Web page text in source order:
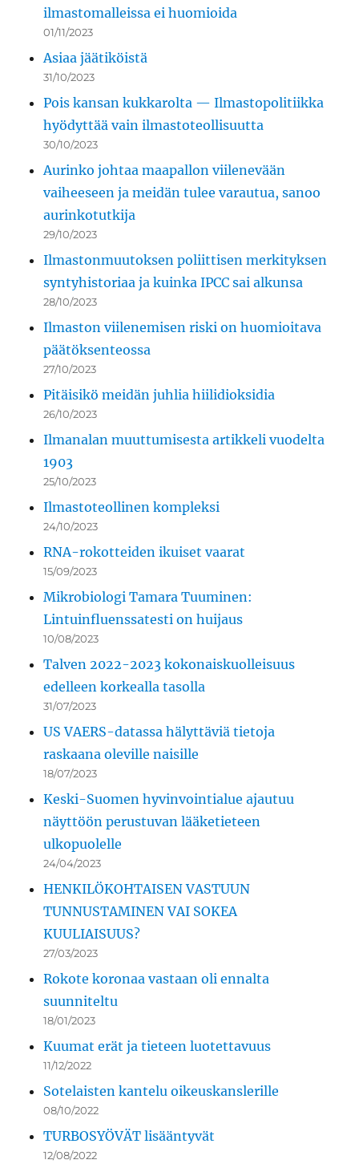
ilmastomalleissa ei huomioida
01/11/2023
Asiaa jäätiköistä
31/10/2023
Pois kansan kukkarolta — Ilmastopolitiikka
hyödyttää vain ilmastoteollisuutta
30/10/2023
Aurinko johtaa maapallon viilenevään
vaiheeseen ja meidän tulee varautua, sanoo
aurinkotutkija
29/10/2023
Ilmastonmuutoksen poliittisen merkityksen
syntyhistoriaa ja kuinka IPCC sai alkunsa
28/10/2023
Ilmaston viilenemisen riski on huomioitava
päätöksenteossa
27/10/2023
Pitäisikö meidän juhlia hiilidioksidia
26/10/2023
Ilmanalan muuttumisesta artikkeli vuodelta
1903
25/10/2023
Ilmastoteollinen kompleksi
24/10/2023
RNA-rokotteiden ikuiset vaarat
15/09/2023
Mikrobiologi Tamara Tuuminen:
Lintuinfluenssatesti on huijaus
10/08/2023
Talven 2022-2023 kokonaiskuolleisuus
edelleen korkealla tasolla
31/07/2023
US VAERS-datassa hälyttäviä tietoja
raskaana oleville naisille
18/07/2023
Keski-Suomen hyvinvointialue ajautuu
näyttöön perustuvan lääketieteen
ulkopuolelle
24/04/2023
HENKILÖKOHTAISEN VASTUUN
TUNNUSTAMINEN VAI SOKEA
KUULIAISUUS?
27/03/2023
Rokote koronaa vastaan oli ennalta
suunniteltu
18/01/2023
Kuumat erät ja tieteen luotettavuus
11/12/2022
Sotelaisten kantelu oikeuskanslerille
08/10/2022
TURBOSYÖVÄT lisääntyvät
12/08/2022